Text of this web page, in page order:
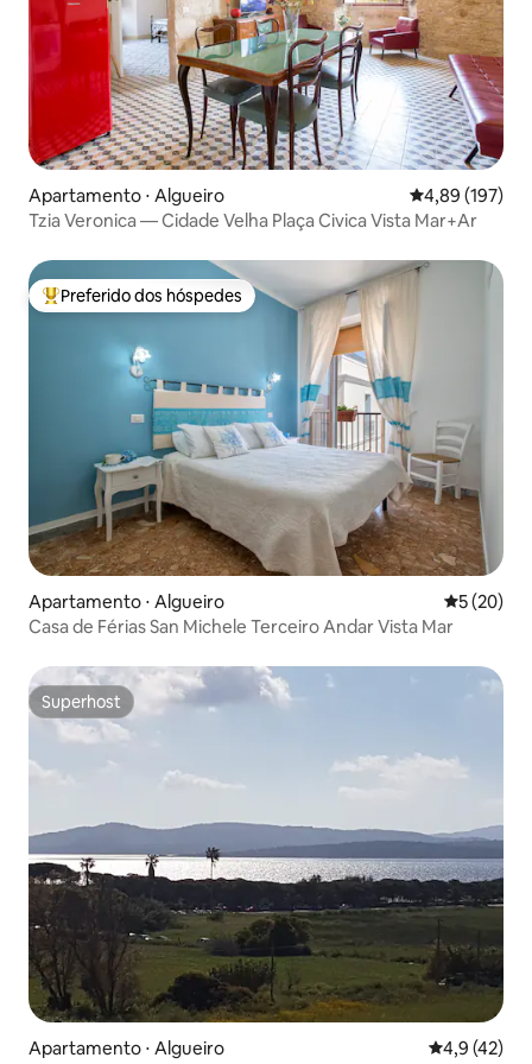
Apartamento ⋅ Algueiro 4,89 de uma
4,89 (197)
Tzia Veronica — Cidade Velha Plaça Civica Vista Mar+Ar
Entre os melhores preferidos dos hóspedes
Preferido dos hóspedes
Apartamento ⋅ Algueiro 5 de uma
5 (20)
Casa de Férias San Michele Terceiro Andar Vista Mar
Superhost
Superhost
Apartamento ⋅ Algueiro 4,9 de uma
4,9 (42)